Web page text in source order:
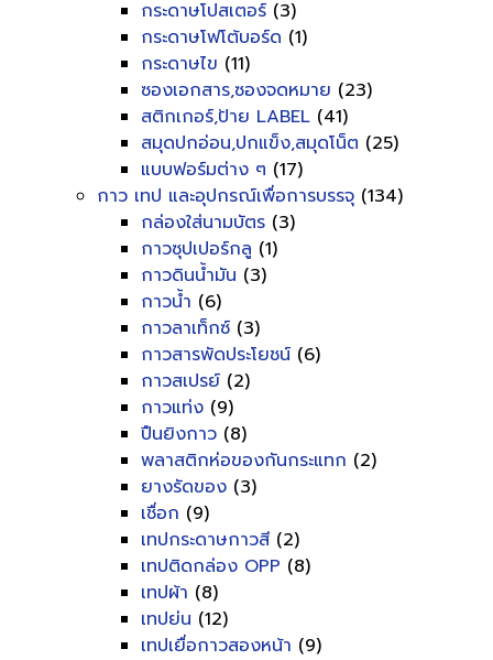
กระดาษโปสเตอร์ (3)
กระดาษโฟโต้บอร์ด (1)
กระดาษไข (11)
ซองเอกสาร,ซองจดหมาย (23)
สติกเกอร์,ป้าย LABEL (41)
สมุดปกอ่อน,ปกแข็ง,สมุดโน็ต (25)
แบบฟอร์มต่าง ๆ (17)
กาว เทป และอุปกรณ์เพื่อการบรรจุ (134)
กล่องใส่นามบัตร (3)
กาวซุปเปอร์กลู (1)
กาวดินน้ำมัน (3)
กาวน้ำ (6)
กาวลาเท็กซ์ (3)
กาวสารพัดประโยชน์ (6)
กาวสเปรย์ (2)
กาวแท่ง (9)
ปืนยิงกาว (8)
พลาสติกห่อของกันกระแทก (2)
ยางรัดของ (3)
เชื่อก (9)
เทปกระดาษกาวสี (2)
เทปติดกล่อง OPP (8)
เทปผ้า (8)
เทปย่น (12)
เทปเยื่อกาวสองหน้า (9)